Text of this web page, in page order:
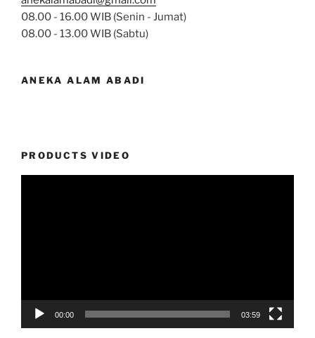
08.00 - 16.00 WIB (Senin - Jumat)
08.00 - 13.00 WIB (Sabtu)
ANEKA ALAM ABADI
PRODUCTS VIDEO
00:00 03:59